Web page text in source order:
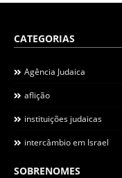
CATEGORIAS
Agência Judaica
aflição
instituições judaicas
intercâmbio em Israel
SOBRENOMES